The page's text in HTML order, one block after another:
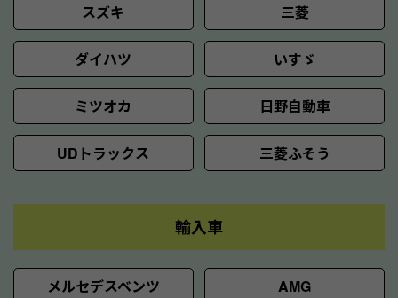
スズキ 三菱
ダイハツ いすゞ
ミツオカ 日野自動車
UDトラックス 三菱ふそう
輸入車
メルセデスベンツ AMG